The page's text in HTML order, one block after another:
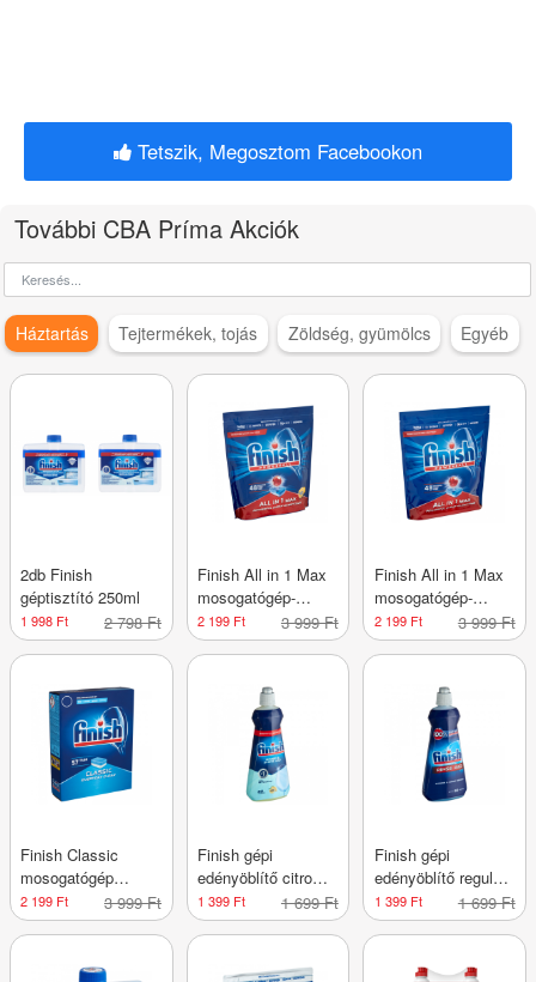
Tetszik, Megosztom Facebookon
További CBA Príma Akciók
Háztartás Tejtermékek, tojás Zöldség, gyümölcs Egyéb
2db Finish
géptisztító 250ml
1 998 Ft 2 798 Ft
Finish All in 1 Max
mosogatógép-
tabletta lemon 48db
2 199 Ft 3 999 Ft
Finish All in 1 Max
mosogatógép-
tabletta regular
48db
2 199 Ft 3 999 Ft
Finish Classic
mosogatógép
tabletta regular
57db
2 199 Ft 3 999 Ft
Finish gépi
edényöblítő citrom
400ml
1 399 Ft 1 699 Ft
Finish gépi
edényöblítő regular
400ml
1 399 Ft 1 699 Ft